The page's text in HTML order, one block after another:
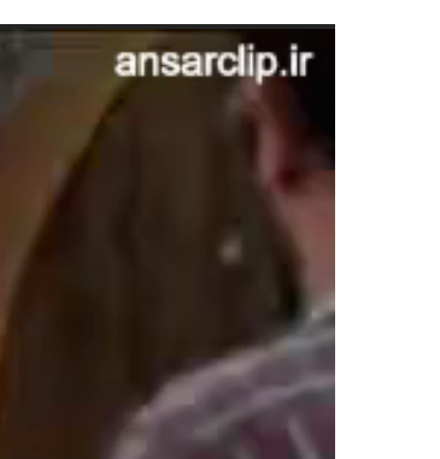
نمایشگر
ویدیو